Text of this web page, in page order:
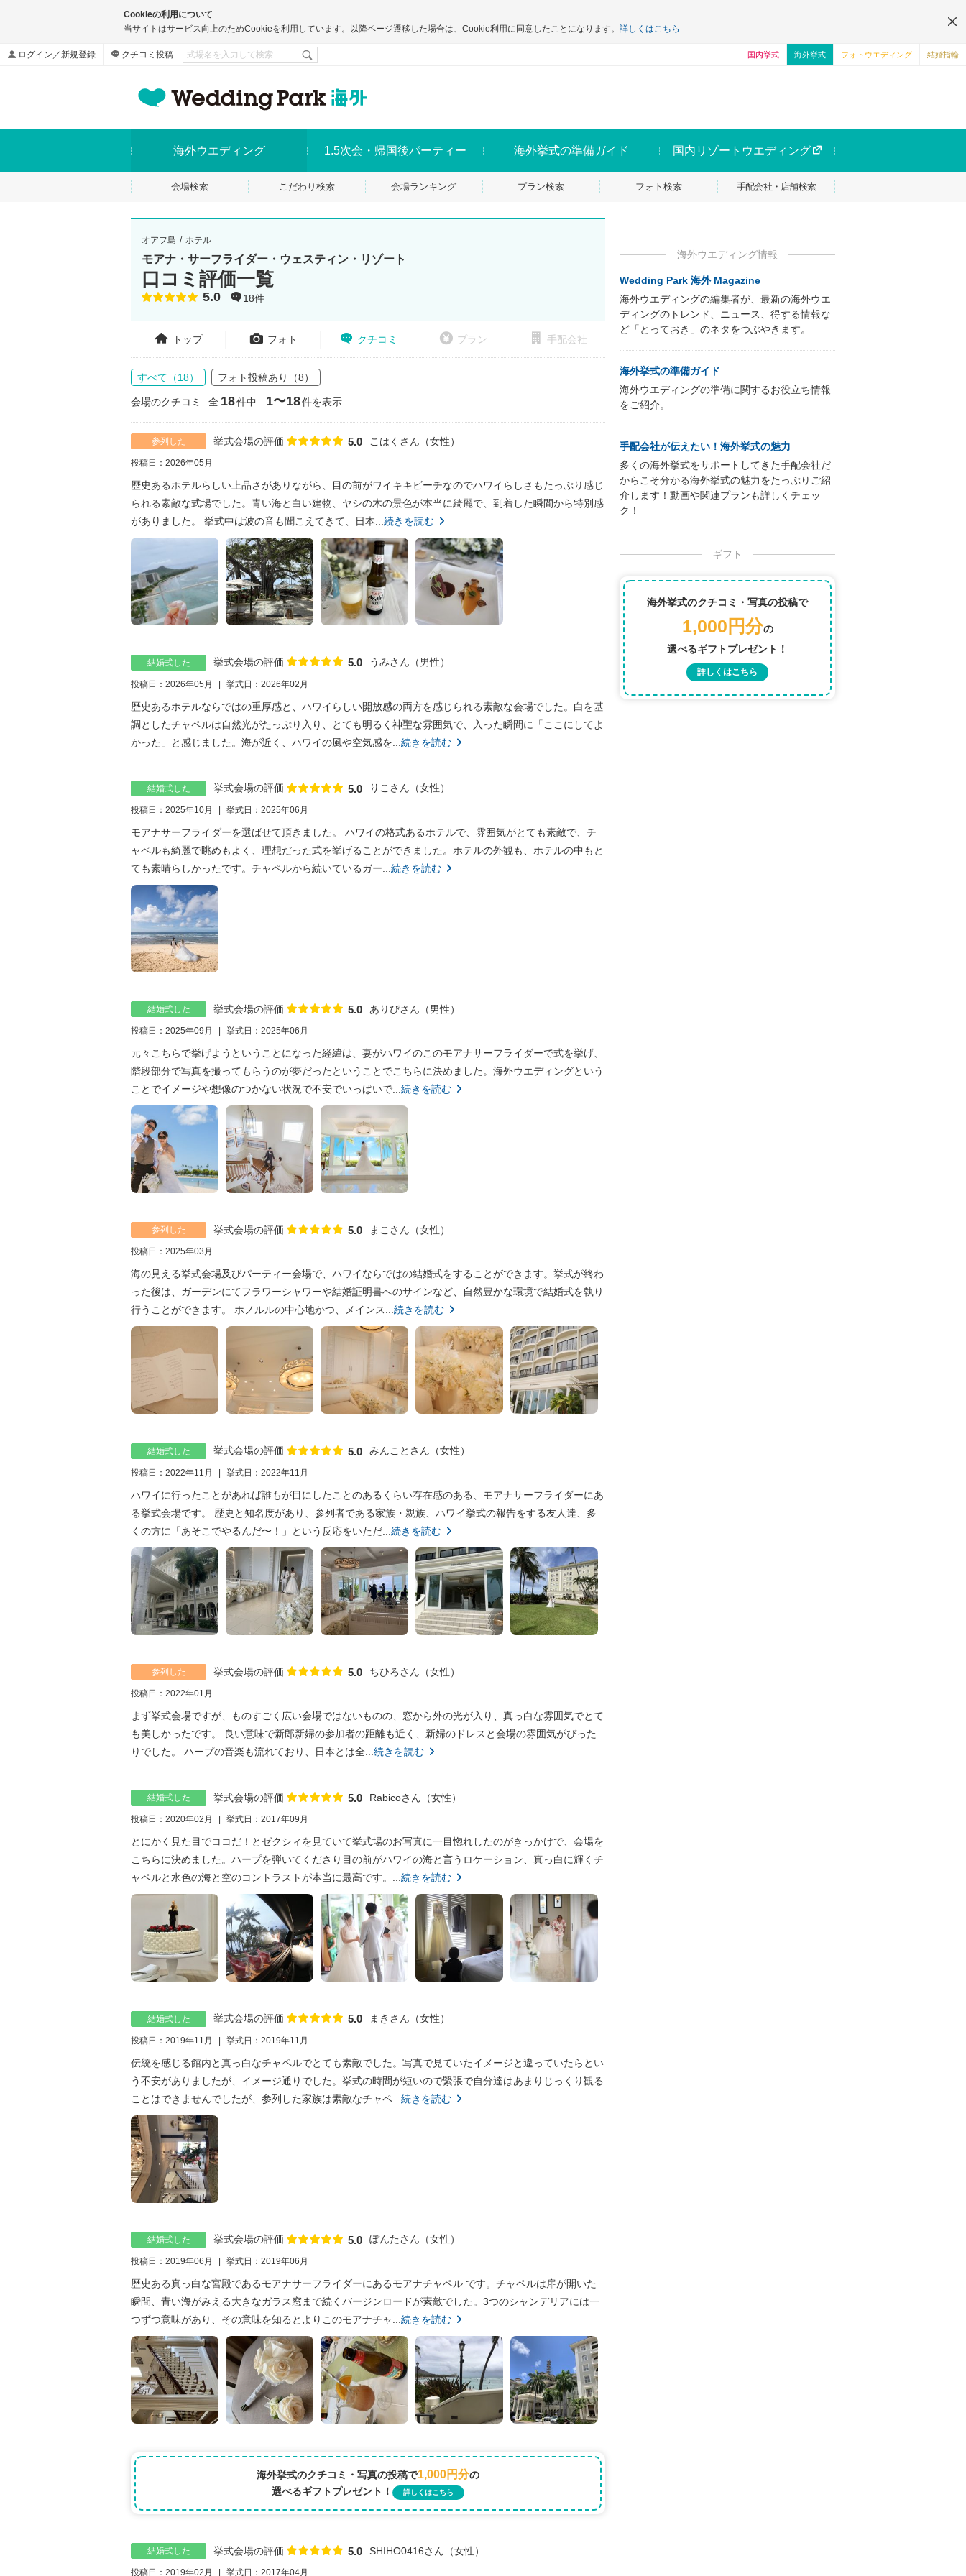
Cookieの利用について
当サイトはサービス向上のためCookieを利用しています。以降ページ遷移した場合は、Cookie利用に同意したことになります。 詳しくはこちら
ログイン／新規登録 クチコミ投稿 国内挙式 海外挙式 フォトウエディング 結婚指輪
海外ウエディング 1.5次会・帰国後パーティー 海外挙式の準備ガイド 国内リゾートウエディング
会場検索 こだわり検索 会場ランキング プラン検索 フォト検索 手配会社・店舗検索
オアフ島 ホテル
モアナ・サーフライダー・ウェスティン・リゾート
口コミ評価一覧
点数
5.0 18件
トップ フォト クチコミ プラン 手配会社
すべて（18） フォト投稿あり（8）
会場のクチコミ 全 18件中 1〜18件を表示
参列した 挙式会場の評価 点数
5.0 こはくさん 女性
投稿日：2026年05月
歴史あるホテルらしい上品さがありながら、目の前がワイキキビーチなのでハワイらしさもたっぷり感じ
られる素敵な式場でした。青い海と白い建物、ヤシの木の景色が本当に綺麗で、到着した瞬間から特別感
がありました。 挙式中は波の音も聞こえてきて、日本...続きを読む
結婚式した 挙式会場の評価 点数
5.0 うみさん 男性
投稿日：2026年05月 挙式日：2026年02月
歴史あるホテルならではの重厚感と、ハワイらしい開放感の両方を感じられる素敵な会場でした。白を基
調としたチャペルは自然光がたっぷり入り、とても明るく神聖な雰囲気で、入った瞬間に「ここにしてよ
かった」と感じました。海が近く、ハワイの風や空気感を... 続きを読む
結婚式した 挙式会場の評価 点数
5.0 りこさん 女性
投稿日：2025年10月 挙式日：2025年06月
モアナサーフライダーを選ばせて頂きました。 ハワイの格式あるホテルで、雰囲気がとても素敵で、チ
ャペルも綺麗で眺めもよく、理想だった式を挙げることができました。ホテルの外観も、ホテルの中もと
ても素晴らしかったです。チャペルから続いているガー... 続きを読む
結婚式した 挙式会場の評価 点数
5.0 ありぴさん 男性
投稿日：2025年09月 挙式日：2025年06月
元々こちらで挙げようということになった経緯は、妻がハワイのこのモアナサーフライダーで式を挙げ、
階段部分で写真を撮ってもらうのが夢だったということでこちらに決めました。海外ウエディングという
ことでイメージや想像のつかない状況で不安でいっぱいで... 続きを読む
参列した 挙式会場の評価 点数
5.0 まこさん 女性
投稿日：2025年03月
海の見える挙式会場及びパーティー会場で、ハワイならではの結婚式をすることができます。挙式が終わ
った後は、ガーデンにてフラワーシャワーや結婚証明書へのサインなど、自然豊かな環境で結婚式を執り
行うことができます。 ホノルルの中心地かつ、メインス...続きを読む
結婚式した 挙式会場の評価 点数
5.0 みんことさん 女性
投稿日：2022年11月 挙式日：2022年11月
ハワイに行ったことがあれば誰もが目にしたことのあるくらい存在感のある、モアナサーフライダーにあ
る挙式会場です。 歴史と知名度があり、参列者である家族・親族、ハワイ挙式の報告をする友人達、多
くの方に「あそこでやるんだ〜！」という反応をいただ... 続きを読む
参列した 挙式会場の評価 点数
5.0 ちひろさん 女性
投稿日：2022年01月
まず挙式会場ですが、ものすごく広い会場ではないものの、窓から外の光が入り、真っ白な雰囲気でとて
も美しかったです。 良い意味で新郎新婦の参加者の距離も近く、新婦のドレスと会場の雰囲気がぴった
りでした。 ハープの音楽も流れており、日本とは全... 続きを読む
結婚式した 挙式会場の評価 点数
5.0 Rabicoさん 女性
投稿日：2020年02月 挙式日：2017年09月
とにかく見た目でココだ！とゼクシィを見ていて挙式場のお写真に一目惚れしたのがきっかけで、会場を
こちらに決めました。ハープを弾いてくださり目の前がハワイの海と言うロケーション、真っ白に輝くチ
ャペルと水色の海と空のコントラストが本当に最高です。...続きを読む
結婚式した 挙式会場の評価 点数
5.0 まきさん 女性
投稿日：2019年11月 挙式日：2019年11月
伝統を感じる館内と真っ白なチャペルでとても素敵でした。写真で見ていたイメージと違っていたらとい
う不安がありましたが、イメージ通りでした。挙式の時間が短いので緊張で自分達はあまりじっくり観る
ことはできませんでしたが、参列した家族は素敵なチャペ... 続きを読む
結婚式した 挙式会場の評価 点数
5.0 ぽんたさん 女性
投稿日：2019年06月 挙式日：2019年06月
歴史ある真っ白な宮殿であるモアナサーフライダーにあるモアナチャペル です。チャペルは扉が開いた
瞬間、青い海がみえる大きなガラス窓まで続くバージンロードが素敵でした。3つのシャンデリアには一
つずつ意味があり、その意味を知るとよりこのモアナチャ... 続きを読む
海外挙式のクチコミ・写真の投稿で1,000円分の
選べるギフトプレゼント！
詳しくはこちら
結婚式した 挙式会場の評価 点数
5.0 SHIHO0416さん 女性
投稿日：2019年02月 挙式日：2017年04月
海外ウエディング情報
Wedding Park 海外 Magazine
海外ウエディングの編集者が、最新の海外ウエ
ディングのトレンド、ニュース、得する情報な
ど「とっておき」のネタをつぶやきます。
海外挙式の準備ガイド
海外ウエディングの準備に関するお役立ち情報
をご紹介。
手配会社が伝えたい！海外挙式の魅力
多くの海外挙式をサポートしてきた手配会社だ
からこそ分かる海外挙式の魅力をたっぷりご紹
介します！動画や関連プランも詳しくチェッ
ク！
ギフト
海外挙式のクチコミ・写真の投稿で
1,000円分の
選べるギフトプレゼント！
詳しくはこちら